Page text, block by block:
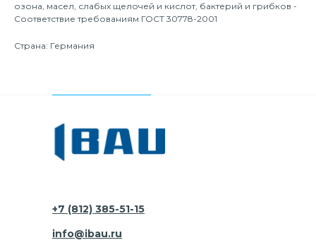
озона, масел, слабых щелочей и кислот, бактерий и грибков -
Соответствие требованиям ГОСТ 30778-2001
Страна: Германия
+7 (812) 385-51-15
info@ibau.ru